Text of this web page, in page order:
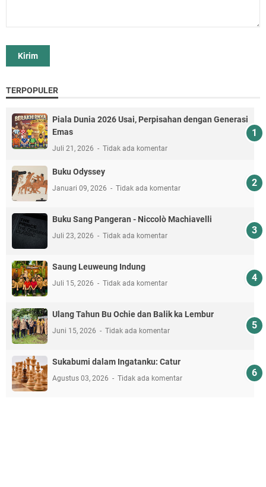
TERPOPULER
Piala Dunia 2026 Usai, Perpisahan dengan Generasi
Emas
Juli 21, 2026 Tidak ada komentar
Buku Odyssey
Januari 09, 2026 Tidak ada komentar
Buku Sang Pangeran - Niccolò Machiavelli
Juli 23, 2026 Tidak ada komentar
Saung Leuweung Indung
Juli 15, 2026 Tidak ada komentar
Ulang Tahun Bu Ochie dan Balik ka Lembur
Juni 15, 2026 Tidak ada komentar
Sukabumi dalam Ingatanku: Catur
Agustus 03, 2026 Tidak ada komentar